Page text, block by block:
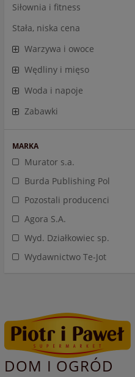
Siłownia i fitness
Stała, niska cena
Warzywa i owoce
Wędliny i mięso
Woda i napoje
Zabawki
MARKA
Murator s.a.
Burda Publishing Pol
Pozostali producenci
Agora S.A.
Wyd. Działkowiec sp.
Wydawnictwo Te-Jot
DOM I OGRÓD